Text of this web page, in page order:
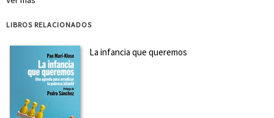
Doctor en Sociología por la Universidad Complutense de
Madrid, donde ejerce como catedrático de Sociología. Sus
especialidades son la sociología política, comunicación
política y sociología de la edad, el género y la familia. Fue
LIBROS RELACIONADOS
La infancia que queremos